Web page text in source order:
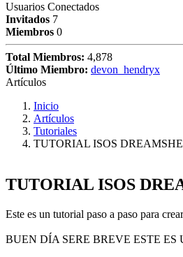
Usuarios Conectados
Invitados 7
Miembros 0
Total Miembros: 4,878
Último Miembro: devon_hendryx
Artículos
Inicio
Artículos
Tutoriales
TUTORIAL ISOS
TUTORIAL ISOS
Este es un tutorial paso a paso para
BUEN DÍA SERE BREVE ESTE